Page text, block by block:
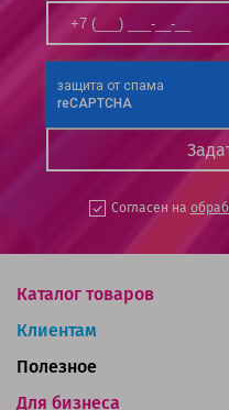
Согласен на
Каталог товаров
Клиентам
Для бизнеса
Полезное